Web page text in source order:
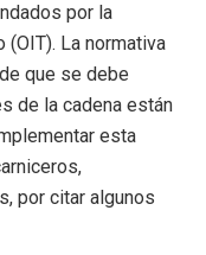
por la
(OIT). La normativa
que se debe
de la cadena están
esta
por citar algunos